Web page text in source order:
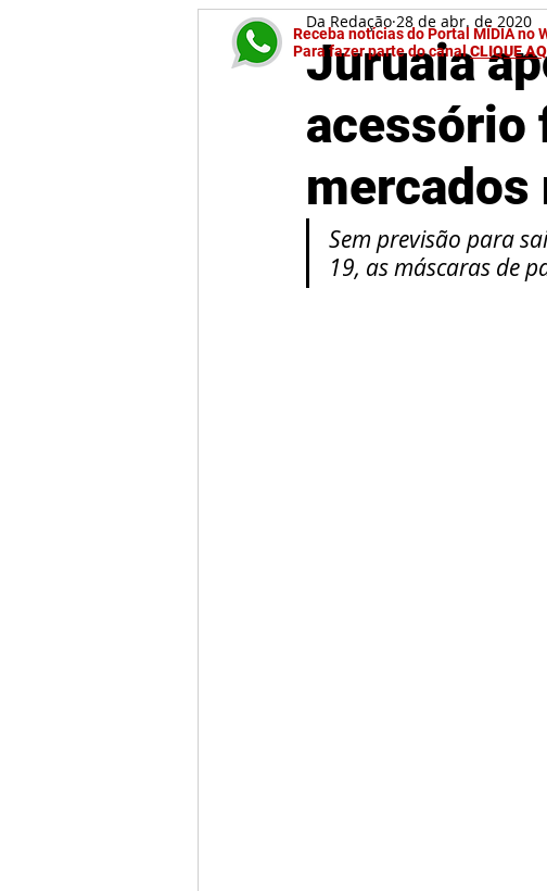
Juruaia
acessório
mercados
Da Redação 28 de abr. de 2020
Sem previsão para
19, as máscaras de
Receba notícias do Portal MÍDIA no
Para fazer parte do canalCLIQUE